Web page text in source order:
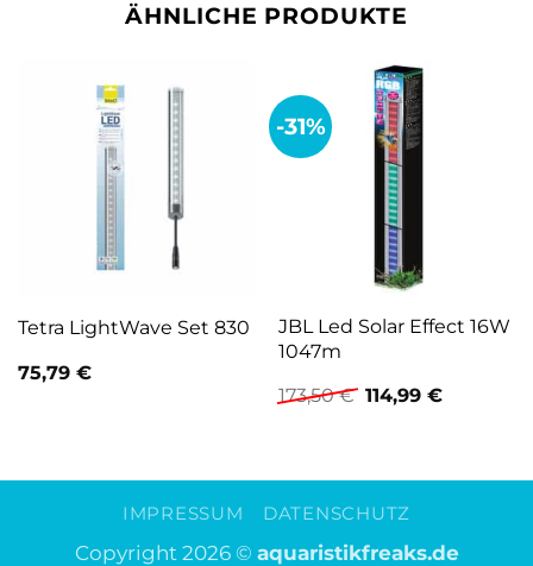
ÄHNLICHE PRODUKTE
Tetra LightWave Set 830
75,79 €
-31%
JBL Led Solar Effect 16W
1047m
173,50€ Ursprünglicher
Preis
114,99 €Aktueller
IMPRESSUM DATENSCHUTZ
Copyright 2026 © aquaristikfreaks.de